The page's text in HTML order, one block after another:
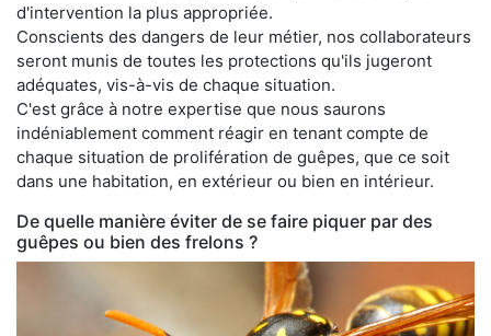
d'intervention la plus appropriée.
Conscients des dangers de leur métier, nos collaborateurs
seront munis de toutes les protections qu'ils jugeront
adéquates, vis-à-vis de chaque situation.
C'est grâce à notre expertise que nous saurons
indéniablement comment réagir en tenant compte de
chaque situation de prolifération de guêpes, que ce soit
dans une habitation, en extérieur ou bien en intérieur.
De quelle manière éviter de se faire piquer par des
guêpes ou bien des frelons ?